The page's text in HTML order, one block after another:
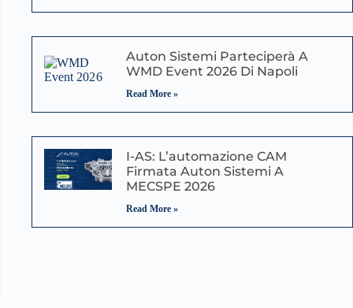
Auton Sistemi Parteciperà A
WMD Event 2026 Di Napoli
Read More »
I-AS: L’automazione CAM
Firmata Auton Sistemi A
MECSPE 2026
Read More »